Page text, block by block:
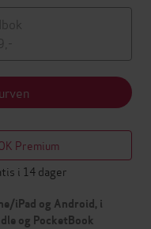
Premium
i 14 dager
iPad og Android, i
og PocketBook